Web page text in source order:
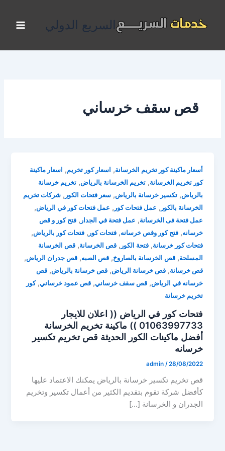
المحتوى
السريع الدولي
قص سقف خرساني
أسعار ماكينة كور تخريم الخرسانة, اسعار كور تخريم, اسعار ماكينة
كور تخريم الخرسانة,تخريم الخرسانة بالرياض,تخريم خرسانة
بالرياض,تكسير خرسانة بالرياض,سعر فتحات الكور ,شركات تخريم
الخرسانة بالكور , عمل فتحات كور , عمل فتحات كور في الرياض,
عمل فتحة فى الخرسانة, عمل فتحة في الجدار ,فتح كور و قص
خرسانه,فتح كور وقص خرسانه,فتحات كور ,فتحات كور بالرياض,
فتحات كور خرسانة,فتحة الكور ,قص الخرسانة,قص الخرسانة
المسلحة,قص الخرسانة بالصاروخ,قص الصبه,قص جدران الرياض,
قص خرسانة,قص خرسانة الرياض,قص خرسانة بالرياض,قص
خرسانه في الرياض,قص سقف خرساني,قص عمود خرساني,كور
تخريم خرسانة
فتحات كور في الرياض (( اعلان للايجار
01063997733 )) ماكينة تخريم الخرسانة
أفضل ماكينات الكور الحديثة قص تخريم تكسير
خرسانه
admin /28/08/2022
قص تخريم تكسير خرسانة بالرياض يمكنك الاعتماد عليها
كأفضل شركة تقوم بتقديم الكثير من أعمال تكسير وتخريم
الجدران و الخرسانة […]